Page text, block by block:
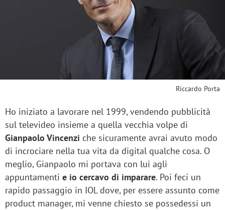
Riccardo Porta
Ho iniziato a lavorare nel 1999, vendendo pubblicità
sul televideo insieme a quella vecchia volpe di
Gianpaolo Vincenzi che sicuramente avrai avuto modo
di incrociare nella tua vita da digital qualche cosa. O
meglio, Gianpaolo mi portava con lui agli
appuntamenti e io cercavo di imparare. Poi feci un
rapido passaggio in IOL dove, per essere assunto come
product manager, mi venne chiesto se possedessi un